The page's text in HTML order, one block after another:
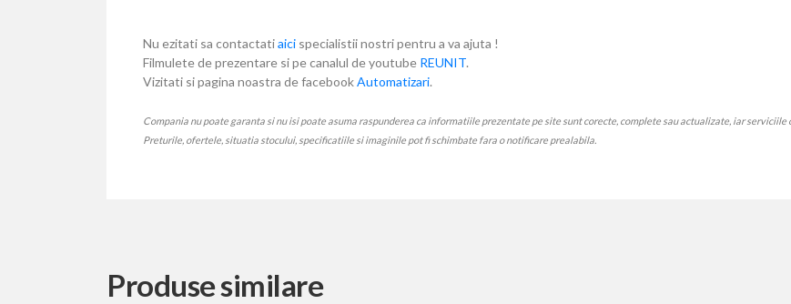
Nu ezitati sa contactatiaici specialistii nostri pentru a va ajuta !
Filmulete de prezentare si pe canalul de youtube REUNIT.
Vizitati si pagina noastra de facebookAutomatizari.
Compania nu poate garanta si nu isi poate asuma raspunderea ca informatiile prezentate pe site sunt corecte, complete sau actualizate, iar
Preturile, ofertele, situatia stocului, specificatiile si imaginile pot fi schimbate fara o notificare prealabila.
Produse similare